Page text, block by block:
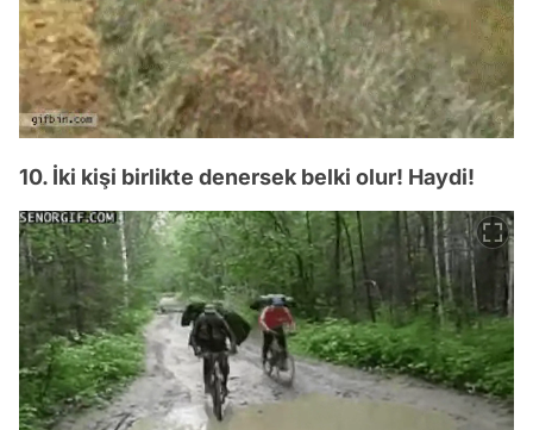
10. İki kişi birlikte denersek belki olur! Haydi!